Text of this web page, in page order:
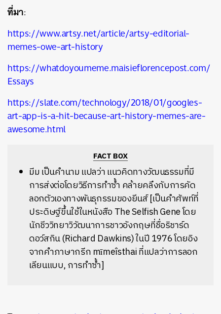
ที่มา:
https://www.artsy.net/article/artsy-editorial-
memes-owe-art-history
https://whatdoyoumeme.maisieflorencepost.com/
Essays
https://slate.com/technology/2018/01/googles-
art-app-is-a-hit-because-art-history-memes-are-
awesome.html
FACT BOX
มีม เป็นคำนาม แปลว่า แนวคิดทางวัฒนธรรมที่มี
การส่งต่อโดยวิธีการทำซ้ำ คล้ายคลึงกับการคัด
ลอกตัวเองทางพันธุกรรมของยีนส์ [เป็นคำศัพท์ที่
ประดิษฐ์ขึ้นใช้ในหนังสือ The Selfish Gene โดย
นักชีววิทยาวิวัฒนาการชาวอังกฤษที่ชื่อริชาร์ด
ดอว์สกิน (Richard Dawkins) ในปี 1976 โดยอิง
จากคำภาษากรีก mīmeîsthai ที่แปลว่าการลอก
เลียนแบบ, การทำซ้ำ]